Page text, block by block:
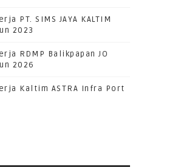
PT. SIMS JAYA KALTIM
2023
RDMP Balikpapan JO
2026
Kaltim ASTRA Infra Port